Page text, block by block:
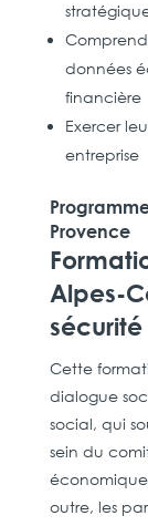
données
financière
Exercer
entreprise
Provence
Alpes-
Cette
dialogue
social, qui
sein du
outre, les